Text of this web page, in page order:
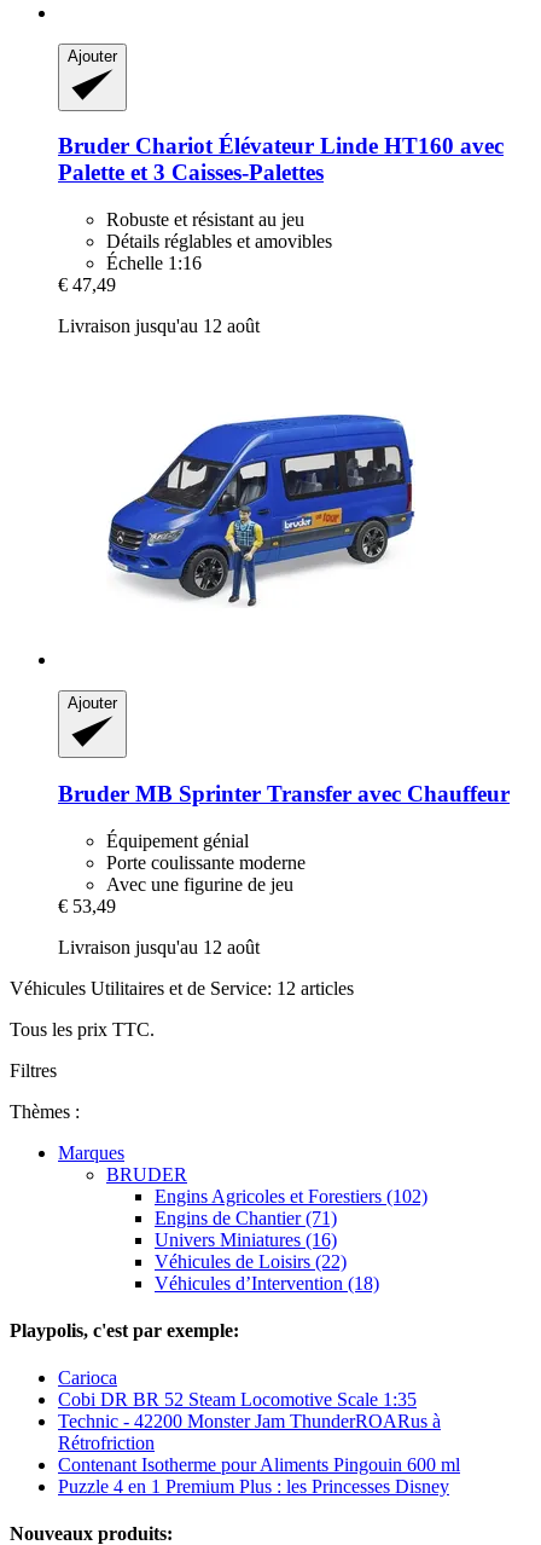
Ajouter
Bruder Chariot Élévateur Linde HT160 avec
Palette et 3 Caisses-​Palettes
Robuste et résistant au jeu
Détails réglables et amovibles
Échelle 1:16
€ 47,49
Livraison jusqu'au 12 août
Ajouter
Bruder MB Sprinter Transfer avec Chauffeur
Équipement génial
Porte coulissante moderne
Avec une figurine de jeu
€ 53,49
Livraison jusqu'au 12 août
Véhicules Utilitaires et de Service: 12 articles
Tous les prix TTC.
Filtres
Thèmes :
Marques
BRUDER
Engins Agricoles et Forestiers (102)
Engins de Chantier (71)
Univers Miniatures (16)
Véhicules de Loisirs (22)
Véhicules d’Intervention (18)
Playpolis, c'est par exemple:
Carioca
Cobi DR BR 52 Steam Locomotive Scale 1:35
Technic - 42200 Monster Jam ThunderROARus à
Rétrofriction
Contenant Isotherme pour Aliments Pingouin 600 ml
Puzzle 4 en 1 Premium Plus : les Princesses Disney
Nouveaux produits: